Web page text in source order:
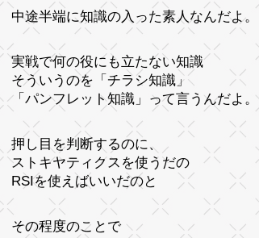
中途半端に知識の入った素人なんだよ。
実戦で何の役にも立たない知識
そういうのを「チラシ知識」
「パンフレット知識」って言うんだよ。
押し目を判断するのに、
ストキヤティクスを使うだの
RSIを使えばいいだのと
その程度のことで